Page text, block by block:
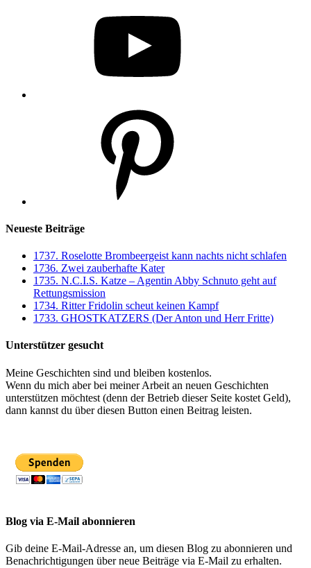
Neueste Beiträge
1737. Roselotte Brombeergeist kann nachts nicht schlafen
1736. Zwei zauberhafte Kater
1735. N.C.I.S. Katze – Agentin Abby Schnuto geht auf
Rettungsmission
1734. Ritter Fridolin scheut keinen Kampf
1733. GHOSTKATZERS (Der Anton und Herr Fritte)
Unterstützer gesucht
Meine Geschichten sind und bleiben kostenlos.
Wenn du mich aber bei meiner Arbeit an neuen Geschichten
unterstützen möchtest (denn der Betrieb dieser Seite kostet Geld),
dann kannst du über diesen Button einen Beitrag leisten.
Blog via E-Mail abonnieren
Gib deine E-Mail-Adresse an, um diesen Blog zu abonnieren und
Benachrichtigungen über neue Beiträge via E-Mail zu erhalten.